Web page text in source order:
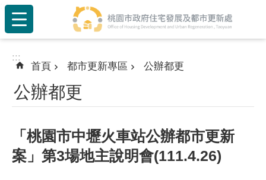
跳到主要內容區塊
:::
:::
首頁 都市更新專區 公辦都更
公辦都更
「桃園市中壢火車站公辦都市更新
案」第3場地主說明會(111.4.26)